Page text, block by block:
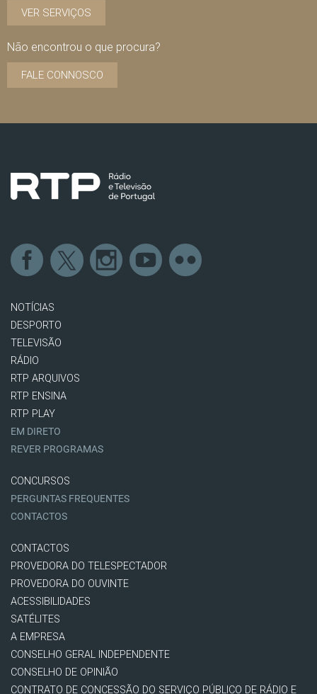
VER SERVIÇOS
Não encontrou o que procura?
FALE CONNOSCO
NOTÍCIAS
DESPORTO
TELEVISÃO
RÁDIO
RTP ARQUIVOS
RTP ENSINA
RTP PLAY
EM DIRETO
REVER PROGRAMAS
CONCURSOS
PERGUNTAS FREQUENTES
CONTACTOS
CONTACTOS
PROVEDORA DO TELESPECTADOR
PROVEDORA DO OUVINTE
ACESSIBILIDADES
SATÉLITES
A EMPRESA
CONSELHO GERAL INDEPENDENTE
CONSELHO DE OPINIÃO
CONTRATO DE CONCESSÃO DO SERVIÇO PÚBLICO DE RÁDIO E